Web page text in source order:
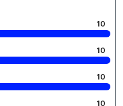
10
10
10
10